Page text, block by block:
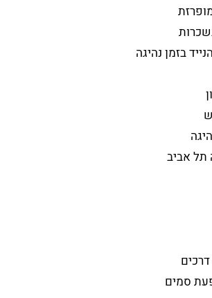
בזמן נהיגה
תל אביב
דרכים
סמים